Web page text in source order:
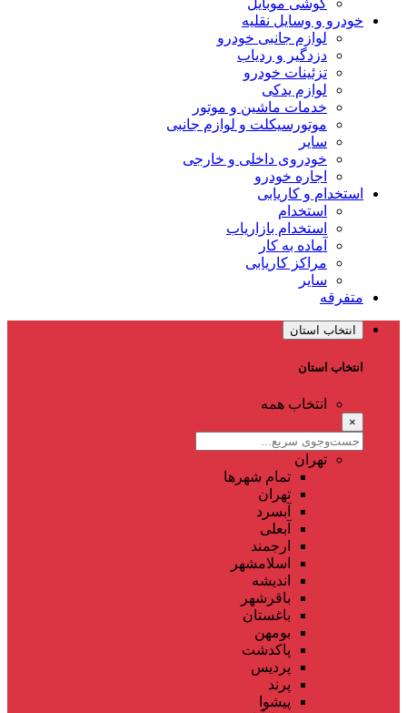
گوشی موبایل
خودرو و وسایل نقلیه
لوازم جانبی خودرو
دزدگیر و ردیاب
تزئینات خودرو
لوازم یدکی
خدمات ماشین و موتور
موتورسیکلت و لوازم جانبی
سایر
خودروی داخلی و خارجی
اجاره خودرو
استخدام و کاریابی
استخدام
استخدام بازاریاب
آماده به کار
مراکز کاریابی
سایر
متفرقه
انتخاب استان
انتخاب استان
انتخاب همه
×
تهران
تمام شهر‌ها
تهران
آبسرد
آبعلی
ارجمند
اسلامشهر
اندیشه
باقرشهر
باغستان
بومهن
پاکدشت
پردیس
پرند
پیشوا